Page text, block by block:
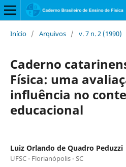
Início / Arquivos / v. 7 n. 2 (1990)
Caderno
Física: uma
influência no
educacional
Luiz Orlando de Quadro Peduzzi
UFSC - Florianópolis - SC